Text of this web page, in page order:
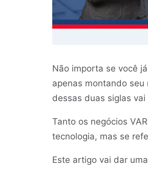
Não importa se você
apenas montando
dessas duas siglas
Tanto os negócios
tecnologia, mas se
Este artigo vai dar